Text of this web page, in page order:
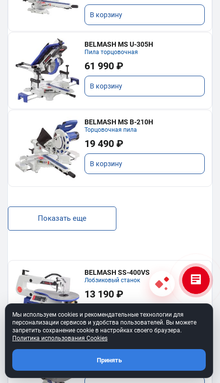
В корзину
BELMASH MS U-305H
Пила торцовочная
61 990 ₽
В корзину
BELMASH MS B-210H
Торцовочная пила
19 490 ₽
В корзину
Показать еще
BELMASH SS-400VS
Лобзиковый станок
13 190 ₽
В корзину
Станок лобзиковый BELMASH SS-
34 990 ₽
Мы используем cookies и рекомендательные технологии для
персонализации сервисов и удобства пользователей. Вы можете
запретить сохранение cookie в настройках своего браузера.
Политика использования Cookies
Принять